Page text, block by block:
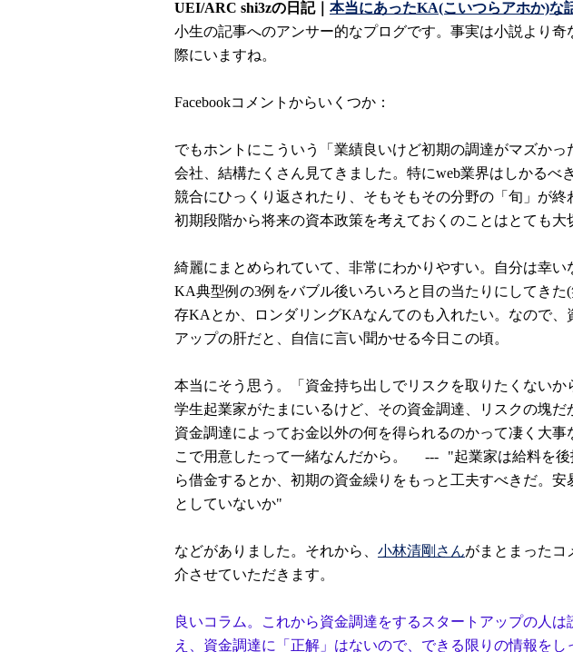
UEI/ARC shi3zの日記｜ 本当にあったKA(こいつらアホか)な
小生の記事へのアンサー的なプログです。事実は小説より奇
際にいますね。
Facebookコメントからいくつか：
でもホントにこういう「業績良いけど初期の調達がマズか
会社、結構たくさん見てきました。特にweb業界はしかるべ
競合にひっくり返されたり、そもそもその分野の「旬」が終
初期段階から将来の資本政策を考えておくのことはとても大
綺麗にまとめられていて、非常にわかりやすい。自分は幸い
KA典型例の3例をバブル後いろいろと目の当たりにしてきた
存KAとか、ロンダリングKAなんてのも入れたい。なので、
アップの肝だと、自信に言い聞かせる今日この頃。
本当にそう思う。「資金持ち出しでリスクを取りたくないか
学生起業家がたまにいるけど、その資金調達、リスクの塊
資金調達によってお金以外の何を得られるのかって凄く大
こで用意したって一緒なんだから。 --- "起業家は給料を後
ら借金するとか、初期の資金繰りをもっと工夫すべきだ。安
としていないか"
などがありました。それから、 小林清剛さんがまとまったコ
介させていただきます。
良いコラム。これから資金調達をするスタートアップの人
え、資金調達に「正解」はないので、できる限りの情報を